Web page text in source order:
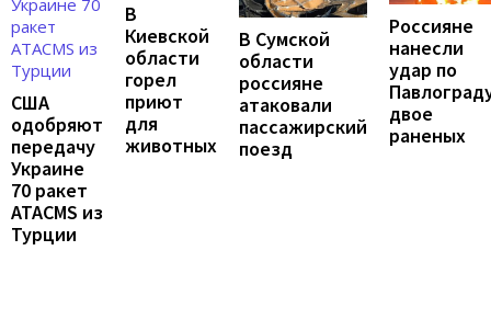
США
одобряют
передачу
Украине
70 ракет
ATACMS из
Турции
В
Киевской
области
горел
приют
для
животных
В Сумской
области
россияне
атаковали
пассажирский
поезд
Россияне
нанесли
удар по
двое
раненых